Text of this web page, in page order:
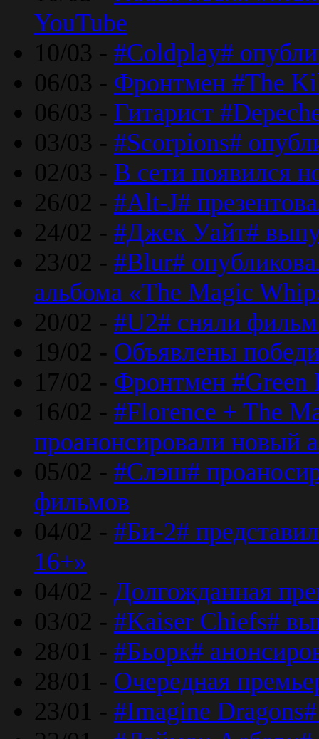
YouTube
10/03 - #Coldplay#
06/03 - Фронтмен #The
06/03 - Гитарист
03/03 - #Scorpions#
02/03 - В сети появился
26/02 - #Alt-J#
24/02 - #Джек Уайт#
23/02 - #Blur#
альбома «The Magic
20/02 - #U2# сняли
19/02 - Объявлены
17/02 - Фронтмен #Green
16/02 - #Florence + The
проанонсировали новый
05/02 - #Слэш#
фильмов
04/02 - #Би-2#
16+»
04/02 - Долгожданная
03/02 - #Kaiser Chiefs#
28/01 - #Бьорк#
28/01 - Очередная
23/01 - #Imagine